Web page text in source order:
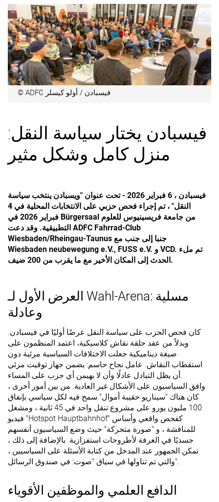
© ADFC فيسبادن / أولو كيسلر
فيسبادن يختار سياسة النقل:
فيسبادن ، 6 فبراير 2026 - تحت عنوان "ويسبادن ينتخب سياسة
النقل" ، تم إجراء فحص حزبي على الانتخابات المحلية في 4
فبراير 2026 في Bürgersaal من جامعة فريسينيوس للعلوم
التطبيقية. وقد دعت ADFC Fahrrad-Club
Wiesbaden/Rheingau-Taunus جنبا إلى جنب مع
Wiesbaden neubewegung e.V., FUSS e.V. و VCD. تم ملء
الحدث إلى المكان الأخير مع ما يقرب من 200 ضيف.
العرض الأول لـ Wahl-Arena: مسلية
وعادلة
كان فحص الحزب على سياسة النقل عرضًا أوليًا في فيسبادن.
وبدلاً من عقد حلقة نقاش كلاسيكية، اعتمد المنظمون على
صيغة ديناميكية جعلت الاختلافات السياسية مرئية دون
استقطاب النقاش. عامل نجاح حاسم: يضمن جهاز توقيت مرئي
أن يظل التبادل عادلًا وأن لا يهيمن أي حزب على المساء.
وافق السياسيون على الأشكال غير العادية. من بين أمور أخرى ،
كان هناك "سيناريو حقيبة أموال" سمح فيه لكل سياسي بإنفاق
100 مليون يورو على مشروع تنقل واحد في 45 ثانية ، ومشغل
فيديو "Hotspot Hauptbahnhof" كفحص واقعي وأساس
للمناقشة ، و "صورة متحركة" حيث وضع السياسيون أنفسهم
جسديًا في الغرفة لأطروحات استفزازية. بالإضافة إلى ذلك ،
تمكن الجمهور عند المدخل من كتابة الأسئلة على السياسيين ،
والتي تم تناولها في سياق "صوت: في صندوق الرسائل".
الدافع العلمي والموظفين الأقوياء